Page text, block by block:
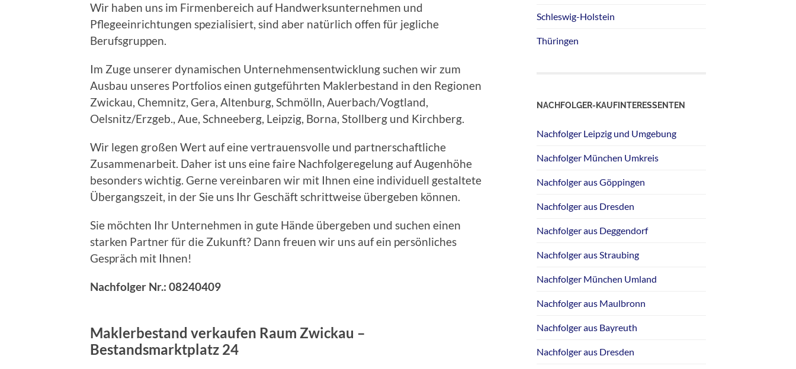
Wir haben uns im Firmenbereich auf Handwerksunternehmen und
Pflegeeinrichtungen spezialisiert, sind aber natürlich offen für jegliche
Berufsgruppen.
Im Zuge unserer dynamischen Unternehmensentwicklung suchen wir zum
Ausbau unseres Portfolios einen gutgeführten Maklerbestand in den Regionen
Zwickau, Chemnitz, Gera, Altenburg, Schmölln, Auerbach/Vogtland,
Oelsnitz/Erzgeb., Aue, Schneeberg, Leipzig, Borna, Stollberg und Kirchberg.
Wir legen großen Wert auf eine vertrauensvolle und partnerschaftliche
Zusammenarbeit. Daher ist uns eine faire Nachfolgeregelung auf Augenhöhe
besonders wichtig. Gerne vereinbaren wir mit Ihnen eine individuell gestaltete
Übergangszeit, in der Sie uns Ihr Geschäft schrittweise übergeben können.
Sie möchten Ihr Unternehmen in gute Hände übergeben und suchen einen
starken Partner für die Zukunft? Dann freuen wir uns auf ein persönliches
Gespräch mit Ihnen!
Nachfolger Nr.: 08240409
Maklerbestand verkaufen Raum Zwickau –
Bestandsmarktplatz 24
Schleswig-Holstein
Thüringen
NACHFOLGER-KAUFINTERESSENTEN
Nachfolger Leipzig und Umgebung
Nachfolger München Umkreis
Nachfolger aus Göppingen
Nachfolger aus Dresden
Nachfolger aus Deggendorf
Nachfolger aus Straubing
Nachfolger München Umland
Nachfolger aus Maulbronn
Nachfolger aus Bayreuth
Nachfolger aus Dresden